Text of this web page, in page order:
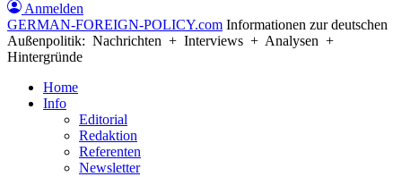
Anmelden
GERMAN-FOREIGN-POLICY.com Informationen zur deutschen
Außenpolitik: Nachrichten + Interviews + Analysen +
Hintergründe
Home
Info
Editorial
Redaktion
Referenten
Newsletter